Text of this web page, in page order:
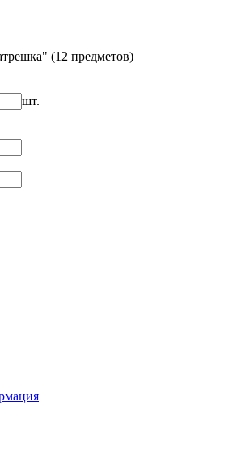
(12 предметов)
шт.